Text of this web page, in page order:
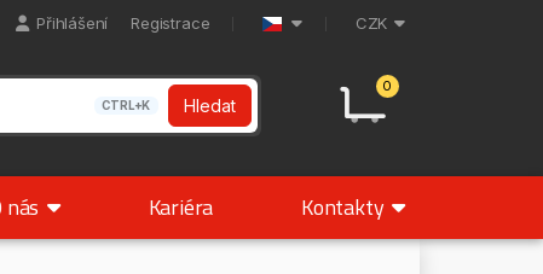
Přihlášení Registrace CZK
0
CTRL+K Hledat
nás Kariéra Kontakty